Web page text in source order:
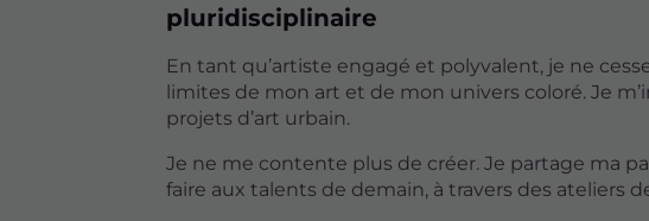
pluridisciplinaire
En tant qu’artiste engagé et polyvalent, je ne
limites de mon art et de mon univers coloré. Je
projets d’art urbain.
Je ne me contente plus de créer. Je partage ma
faire aux talents de demain, à travers des ateliers